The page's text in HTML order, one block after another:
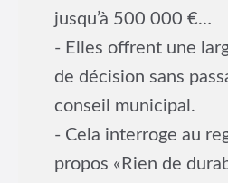
jusqu’à 500 000 €…
- Elles offrent une
de décision sans
conseil municipal.
- Cela interroge au
propos «Rien de